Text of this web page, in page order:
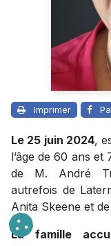
Imprimer
Le 25 juin 2024,
l’âge de 60 ans et
de M. André
autrefois de
Anita Skeene et
La famille